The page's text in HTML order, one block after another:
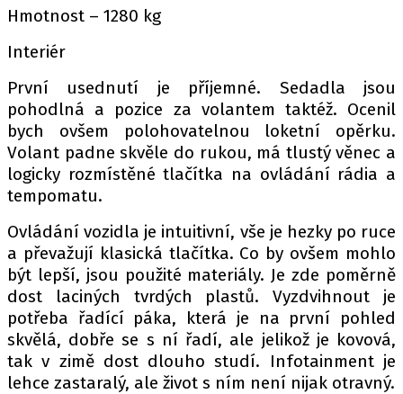
Hmotnost – 1280 kg
Interiér
První usednutí je příjemné. Sedadla jsou
pohodlná a pozice za volantem taktéž. Ocenil
bych ovšem polohovatelnou loketní opěrku.
Volant padne skvěle do rukou, má tlustý věnec a
logicky rozmístěné tlačítka na ovládání rádia a
tempomatu.
Ovládání vozidla je intuitivní, vše je hezky po ruce
a převažují klasická tlačítka. Co by ovšem mohlo
být lepší, jsou použité materiály. Je zde poměrně
dost laciných tvrdých plastů. Vyzdvihnout je
potřeba řadící páka, která je na první pohled
skvělá, dobře se s ní řadí, ale jelikož je kovová,
tak v zimě dost dlouho studí. Infotainment je
lehce zastaralý, ale život s ním není nijak otravný.